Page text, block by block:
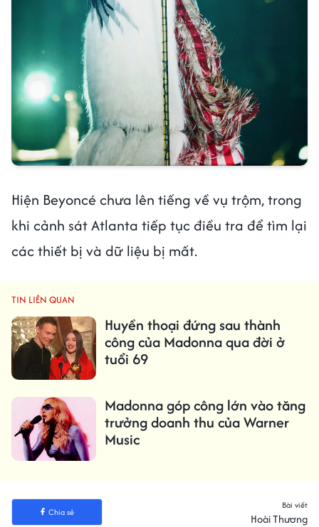
Hiện Beyoncé chưa lên tiếng về vụ trộm, trong
khi cảnh sát Atlanta tiếp tục điều tra để tìm lại
các thiết bị và dữ liệu bị mất.
TIN LIÊN QUAN
Huyền thoại đứng sau thành
công của Madonna qua đời ở
tuổi 69
Madonna góp công lớn vào tăng
trưởng doanh thu của Warner
Music
Chia sẻ
Bài viết
Hoài Thương